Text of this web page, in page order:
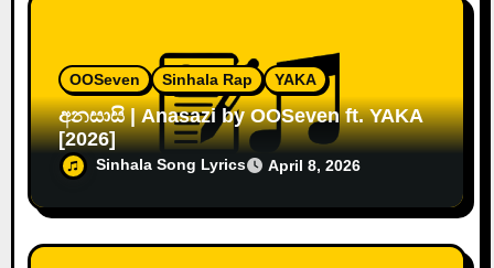
OOSeven Sinhala Rap YAKA
අනසාසි | Anasazi by OOSeven ft. YAKA
[2026]
Sinhala Song Lyrics April 8, 2026